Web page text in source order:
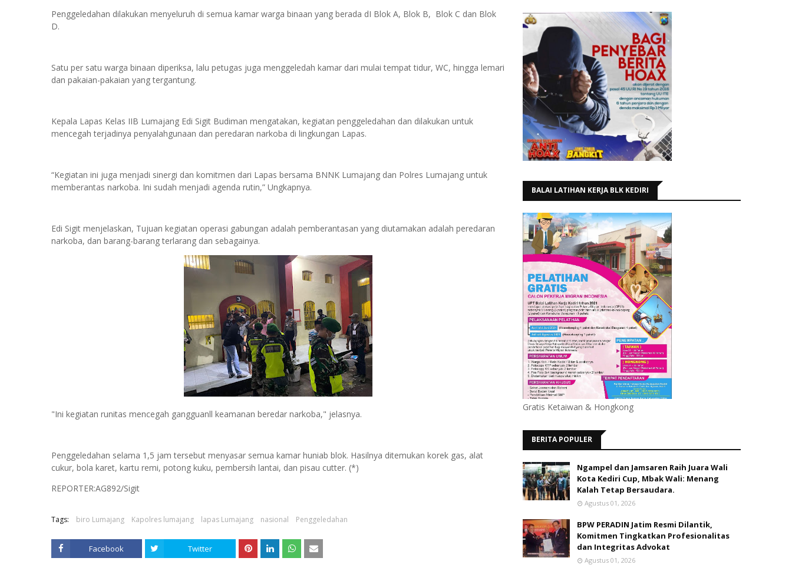
Penggeledahan dilakukan menyeluruh di semua kamar warga binaan yang berada dI Blok A, Blok B, Blok C dan Blok
D.
Satu per satu warga binaan diperiksa, lalu petugas juga menggeledah kamar dari mulai tempat tidur, WC, hingga lemari
dan pakaian-pakaian yang tergantung.
Kepala Lapas Kelas IIB Lumajang Edi Sigit Budiman mengatakan, kegiatan penggeledahan dan dilakukan untuk
mencegah terjadinya penyalahgunaan dan peredaran narkoba di lingkungan Lapas.
“Kegiatan ini juga menjadi sinergi dan komitmen dari Lapas bersama BNNK Lumajang dan Polres Lumajang untuk
memberantas narkoba. Ini sudah menjadi agenda rutin,” Ungkapnya.
Edi Sigit menjelaskan, Tujuan kegiatan operasi gabungan adalah pemberantasan yang diutamakan adalah peredaran
narkoba, dan barang-barang terlarang dan sebagainya.
"Ini kegiatan runitas mencegah gangguanll keamanan beredar narkoba," jelasnya.
Penggeledahan selama 1,5 jam tersebut menyasar semua kamar huniab blok. Hasilnya ditemukan korek gas, alat
cukur, bola karet, kartu remi, potong kuku, pembersih lantai, dan pisau cutter. (*)
REPORTER:AG892/Sigit
Tags: biro Lumajang Kapolres lumajang lapas Lumajang nasional Penggeledahan
Facebook Twitter
BALAI LATIHAN KERJA BLK KEDIRI
Gratis Ketaiwan & Hongkong
BERITA POPULER
Ngampel dan Jamsaren Raih Juara Wali
Kota Kediri Cup, Mbak Wali: Menang
Kalah Tetap Bersaudara.
Agustus 01, 2026
BPW PERADIN Jatim Resmi Dilantik,
Komitmen Tingkatkan Profesionalitas
dan Integritas Advokat
Agustus 01, 2026